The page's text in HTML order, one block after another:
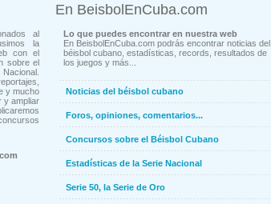
al
la
con el
sobre el
y mucho
y ampliar
En BeisbolEnCuba.com
Lo que puedes encontrar en nuestra web
En BeisbolEnCuba.com podrás encontrar noticias del
béisbol cubano, estadísticas, records, resultados de
los juegos y más...
Noticias del béisbol cubano
Foros, opiniones, comentarios...
Concursos sobre el Béisbol Cubano
Estadísticas de la Serie Nacional
Serie 50, la Serie de Oro